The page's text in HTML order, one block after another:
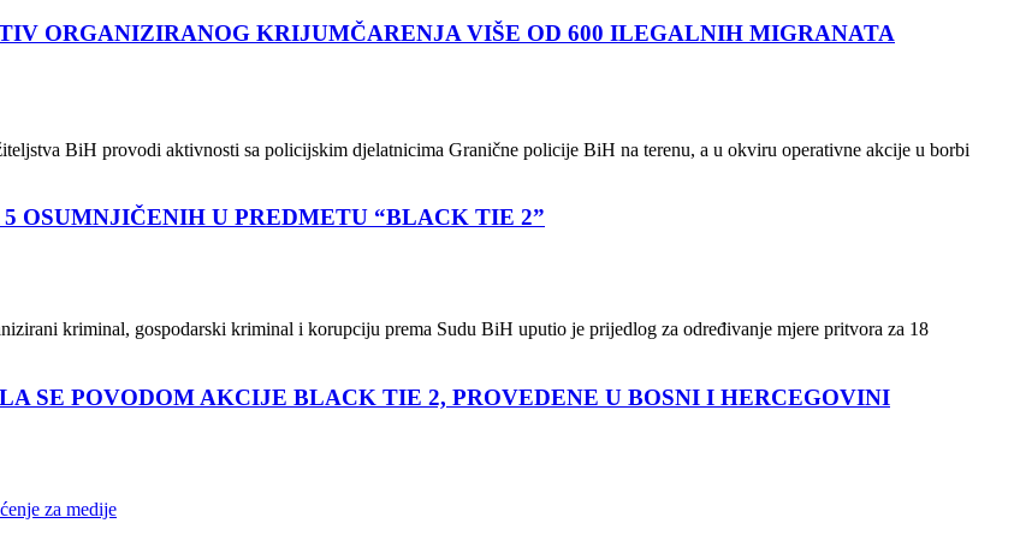
ORGANIZIRANOG KRIJUMČARENJA VIŠE OD 600 ILEGALNIH MIGRANATA
BiH provodi aktivnosti sa policijskim djelatnicima Granične policije BiH na terenu, a u okviru operativne akcije u borbi
OSUMNJIČENIH U PREDMETU “BLACK TIE 2”
kriminal, gospodarski kriminal i korupciju prema Sudu BiH uputio je prijedlog za određivanje mjere pritvora za 18
SE POVODOM AKCIJE BLACK TIE 2, PROVEDENE U BOSNI I HERCEGOVINI
za medije